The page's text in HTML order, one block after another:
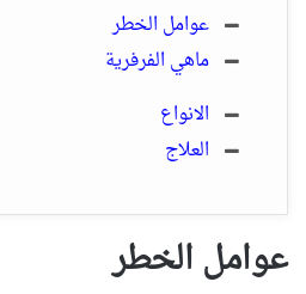
عوامل الخطر
ماهي الفرفرية
الانواع
العلاج
عوامل الخطر